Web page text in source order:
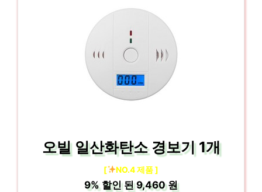
오빌 일산화탄소 경보기 1개
[ NO.4 제품 ]
9% 할인 된9,460 원